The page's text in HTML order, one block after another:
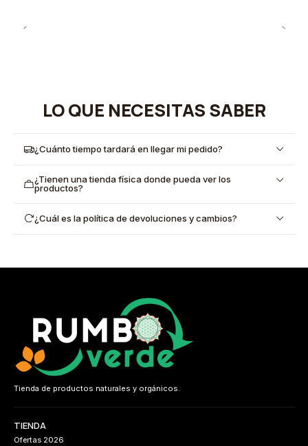
LO QUE NECESITAS SABER
¿Cuánto tiempo tardará en llegar mi pedido?
¿Tienen una tienda física donde pueda ver los
productos?
¿Cuál es la política de devoluciones y cambios?
Tienda de productos naturales y orgánicos.
TIENDA
Ofertas 2026